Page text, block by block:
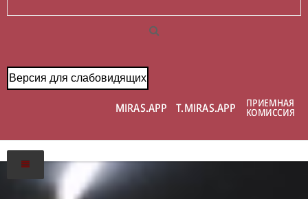
Версия для слабовидящих